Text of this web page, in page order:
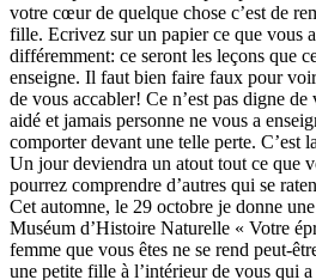
votre cœur de quelque chose c’est de
fille. Ecrivez sur un papier ce que vous
différemment: ce seront les leçons que
enseigne. Il faut bien faire faux pour
de vous accabler! Ce n’est pas digne de
aidé et jamais personne ne vous a
comporter devant une telle perte. C’est
Un jour deviendra un atout tout ce que
pourrez comprendre d’autres qui se
Cet automne, le 29 octobre je donne
Muséum d’Histoire Naturelle « Votre
femme que vous êtes ne se rend peut-
une petite fille à l’intérieur de vous qui